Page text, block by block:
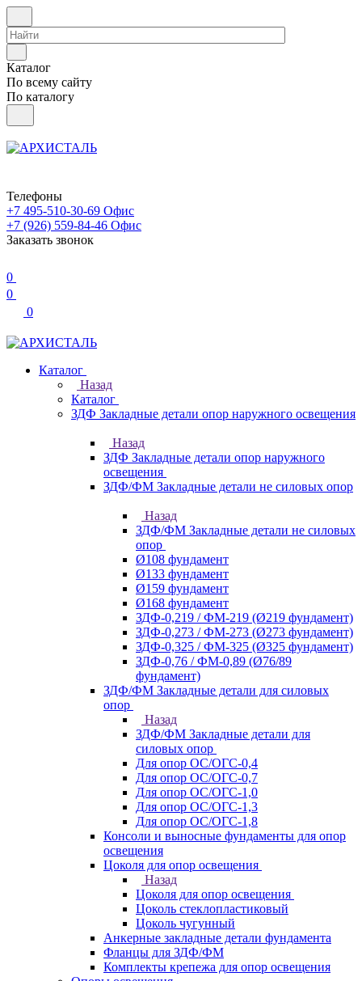
Каталог
По всему сайту
По каталогу
Телефоны
+7 495-510-30-69 Офис
+7 (926) 559-84-46 Офис
Заказать звонок
0
0
0
Каталог
Назад
Каталог
ЗДФ Закладные детали опор наружного освещения
Назад
ЗДФ Закладные детали опор наружного
освещения
ЗДФ/ФМ Закладные детали не силовых опор
Назад
ЗДФ/ФМ Закладные детали не силовых
опор
Ø108 фундамент
Ø133 фундамент
Ø159 фундамент
Ø168 фундамент
ЗДФ-0,219 / ФМ-219 (Ø219 фундамент)
ЗДФ-0,273 / ФМ-273 (Ø273 фундамент)
ЗДФ-0,325 / ФМ-325 (Ø325 фундамент)
ЗДФ-0,76 / ФМ-0,89 (Ø76/89
фундамент)
ЗДФ/ФМ Закладные детали для силовых
опор
Назад
ЗДФ/ФМ Закладные детали для
силовых опор
Для опор ОС/ОГС-0,4
Для опор ОС/ОГС-0,7
Для опор ОС/ОГС-1,0
Для опор ОС/ОГС-1,3
Для опор ОС/ОГС-1,8
Консоли и выносные фундаменты для опор
освещения
Цоколя для опор освещения
Назад
Цоколя для опор освещения
Цоколь стеклопластиковый
Цоколь чугунный
Анкерные закладные детали фундамента
Фланцы для ЗДФ/ФМ
Комплекты крепежа для опор освещения